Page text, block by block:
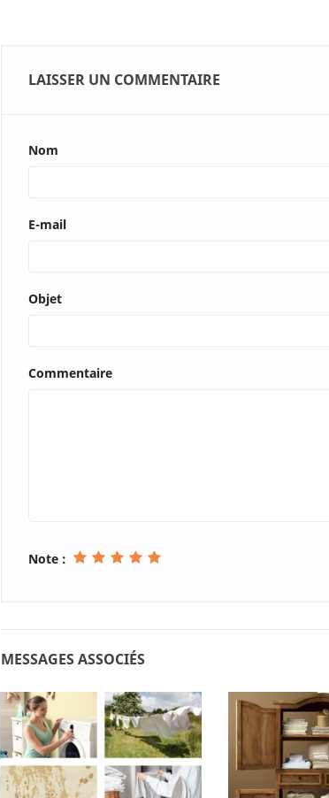
LAISSER UN COMMENTAIRE
Nom
E-mail
Objet
Commentaire
Note :
MESSAGES ASSOCIÉS